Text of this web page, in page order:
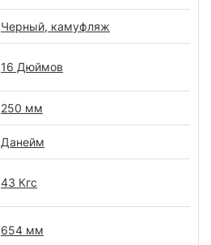
Черный, камуфляж
16 Дюймов
250 мм
Данейм
43 Кгс
654 мм